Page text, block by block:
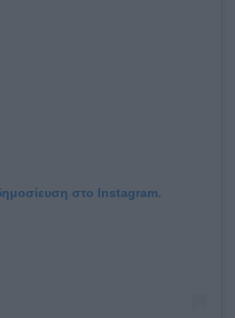
στο Instagram.